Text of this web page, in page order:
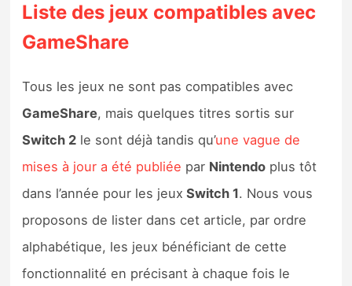
Liste des jeux compatibles avec
GameShare
Tous les jeux ne sont pas compatibles avec
GameShare, mais quelques titres sortis sur
Switch 2 le sont déjà tandis qu’une vague de
mises à jour a été publiée par Nintendo plus tôt
dans l’année pour les jeux Switch 1. Nous vous
proposons de lister dans cet article, par ordre
alphabétique, les jeux bénéficiant de cette
fonctionnalité en précisant à chaque fois le